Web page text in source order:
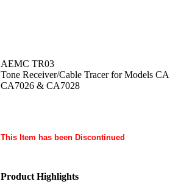
AEMC TR03
Tone Receiver/Cable Tracer for Models
CA7026 & CA7028
This Item has been Discontinued
Product Highlights